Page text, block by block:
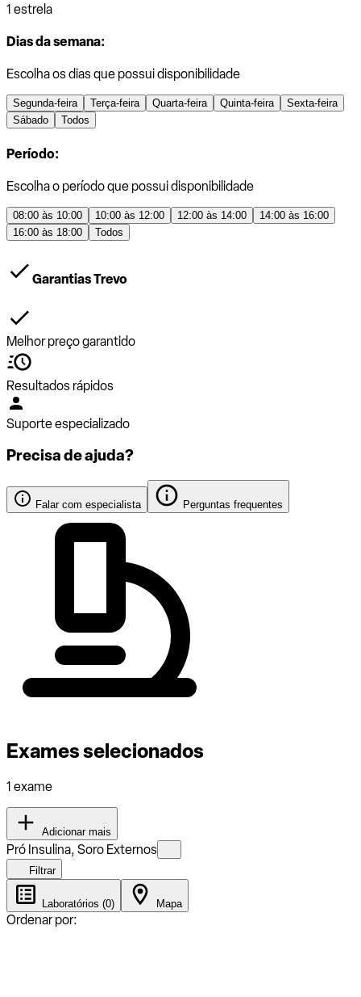
1 estrela
Dias da semana:
Escolha os dias que possui disponibilidade
Segunda-feira Terça-feira Quarta-feira Quinta-feira
Sexta-feira
Sábado
Todos
Período:
Escolha o período que possui disponibilidade
08:00 às 10:00 10:00 às 12:00 12:00 às 14:00
14:00 às 16:00
16:00 às 18:00
Todos
Garantias Trevo
Melhor preço garantido
Resultados rápidos
Suporte especializado
Precisa de ajuda?
Falar com especialista Perguntas frequentes
Exames selecionados
1 exame
Adicionar mais
Pró Insulina, Soro Externos
Filtrar
Laboratórios (0) Mapa
Ordenar por: